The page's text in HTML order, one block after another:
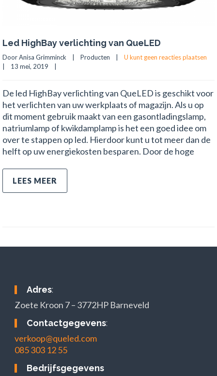
Led HighBay verlichting van QueLED
Door Anisa Grimminck    | Producten
U kunt geen reacties plaatsen
|    13 mei, 2019    |
De led HighBay verlichting van QueLED is geschikt voor
het verlichten van uw werkplaats of magazijn. Als u op
dit moment gebruik maakt van een gasontladingslamp,
natriumlamp of kwikdamplamp is het een goed idee om
over te stappen op led. Hierdoor kunt u tot meer dan de
helft op uw energiekosten besparen. Door de hoge
LEES MEER
Adres:
Zoete Kroon 7 – 3772HP Barneveld
Contactgegevens:
verkoop@queled.com
085 303 12 55
Bedrijfsgegevens